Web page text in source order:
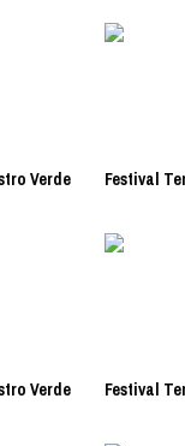
Verde Festival
Verde Festival